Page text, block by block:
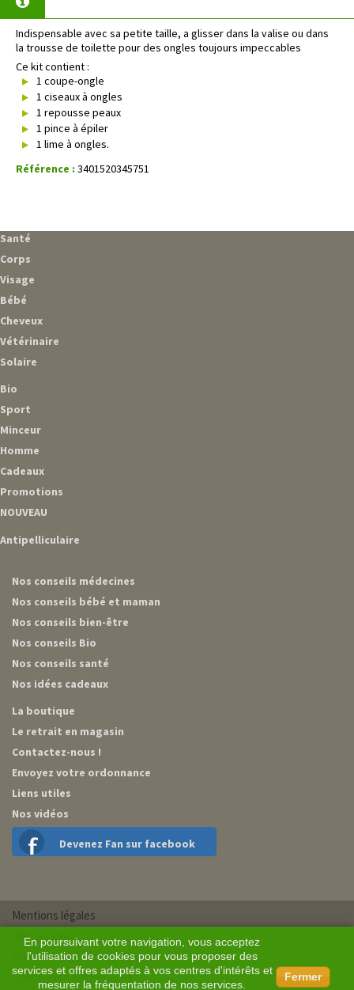
Indispensable avec sa petite taille, a glisser dans la valise ou dans
la trousse de toilette pour des ongles toujours impeccables
Ce kit contient :
1 coupe-ongle
1 ciseaux à ongles
1 repousse peaux
1 pince à épiler
1 lime à ongles.
Référence : 3401520345751
Santé
Corps
Visage
Bébé
Cheveux
Vétérinaire
Solaire
Bio
Sport
Minceur
Homme
Cadeaux
Promotions
NOUVEAU
Antipelliculaire
Nos conseils médecines
Nos conseils bébé et maman
Nos conseils bien-être
Nos conseils Bio
Nos conseils santé
Nos idées cadeaux
La boutique
Le retrait en magasin
Contactez-nous !
Envoyez votre ordonnance
Liens utiles
Nos vidéos
Devenez Fan sur facebook
En poursuivant votre navigation, vous acceptez
l'utilisation de cookies pour vous proposer des
services et offres adaptés à vos centres d'intérêts et
mesurer la fréquentation de nos services.
Fermer
Mentions légales
Plan du site
Conditions générales de vente
Conception BM Services